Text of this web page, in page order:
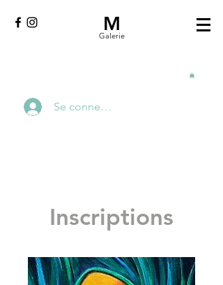
M
Galerie
Se connecter
Inscriptions